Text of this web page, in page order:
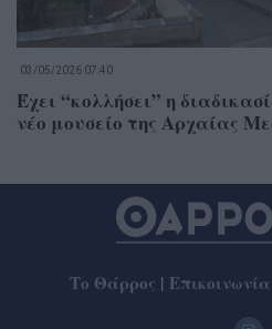
03/05/2026 07:40
Έχει “κολλήσει” η
νέο μουσείο της Αρχαίας
Το Θάρρος | Επικοινωνία